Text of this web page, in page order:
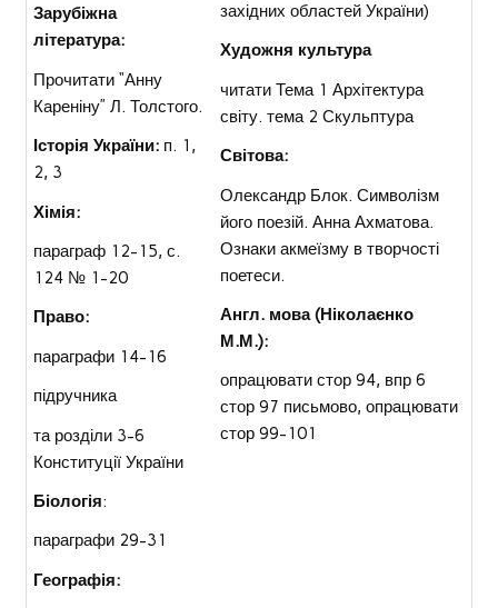
Зарубіжна
література:
Прочитати “Анну
Кареніну” Л. Толстого.
Історія України:п. 1,
2, 3
Хімія:
параграф 12-15, с.
124 № 1-20
Право:
параграфи 14-16
підручника
та розділи 3-6
Конституції України
Біологія:
параграфи 29-31
Географія:
західних областей України)
Художня культура
читати Тема 1 Архітектура
світу. тема 2 Скульптура
Світова:
Олександр Блок. Символізм
його поезій. Анна Ахматова.
Ознаки акмеїзму в творчості
поетеси.
Англ. мова (Ніколаєнко
М.М.):
опрацювати стор 94, впр 6
стор 97 письмово, опрацювати
стор 99-101